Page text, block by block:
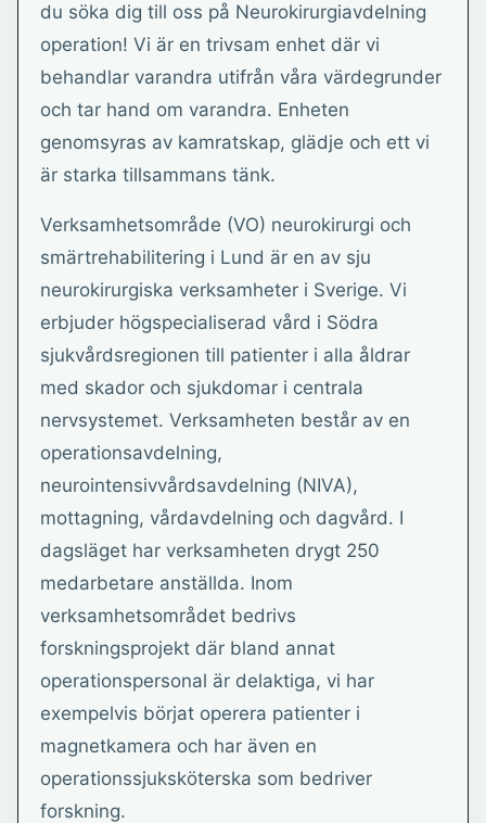
du söka dig till oss på Neurokirurgiavdelning
operation! Vi är en trivsam enhet där vi
behandlar varandra utifrån våra värdegrunder
och tar hand om varandra. Enheten
genomsyras av kamratskap, glädje och ett vi
är starka tillsammans tänk.
Verksamhetsområde (VO) neurokirurgi och
smärtrehabilitering i Lund är en av sju
neurokirurgiska verksamheter i Sverige. Vi
erbjuder högspecialiserad vård i Södra
sjukvårdsregionen till patienter i alla åldrar
med skador och sjukdomar i centrala
nervsystemet. Verksamheten består av en
operationsavdelning,
neurointensivvårdsavdelning (NIVA),
mottagning, vårdavdelning och dagvård. I
dagsläget har verksamheten drygt 250
medarbetare anställda. Inom
verksamhetsområdet bedrivs
forskningsprojekt där bland annat
operationspersonal är delaktiga, vi har
exempelvis börjat operera patienter i
magnetkamera och har även en
operationssjuksköterska som bedriver
forskning.